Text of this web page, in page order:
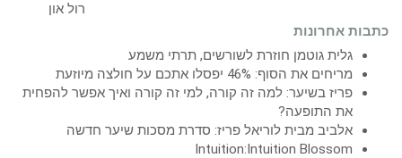
כתבות אחרונות
גלית גוטמן חוזרת לשורשים, תרתי משמע
מריחים את הסוף: 46% יפסלו אתכם על חולצה מיוזעת
פריז בשיער: למה זה קורה, למי זה קורה ואיך אפשר להפחית
את התופעה?
אלביב מבית לוריאל פריז: סדרת מסכות שיער חדשה
Intuition:Intuition Blossom